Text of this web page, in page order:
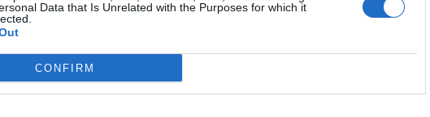
Data that Is Unrelated with the Purposes for which it
CONFIRM